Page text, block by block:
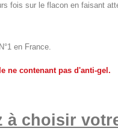
fois sur le flacon en faisant
en France.
ne contenant pas d'anti-gel.
choisir